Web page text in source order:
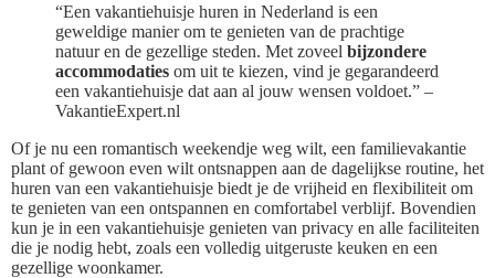
“Een vakantiehuisje huren in Nederland is een
geweldige manier om te genieten van de prachtige
natuur en de gezellige steden. Met zoveel bijzondere
accommodaties om uit te kiezen, vind je gegarandeerd
een vakantiehuisje dat aan al jouw wensen voldoet.” –
VakantieExpert.nl
Of je nu een romantisch weekendje weg wilt, een familievakantie
plant of gewoon even wilt ontsnappen aan de dagelijkse routine, het
huren van een vakantiehuisje biedt je de vrijheid en flexibiliteit om
te genieten van een ontspannen en comfortabel verblijf. Bovendien
kun je in een vakantiehuisje genieten van privacy en alle faciliteiten
die je nodig hebt, zoals een volledig uitgeruste keuken en een
gezellige woonkamer.